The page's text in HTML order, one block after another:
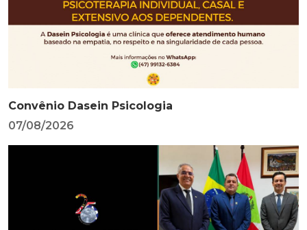
Convênio Dasein Psicologia
07/08/2026